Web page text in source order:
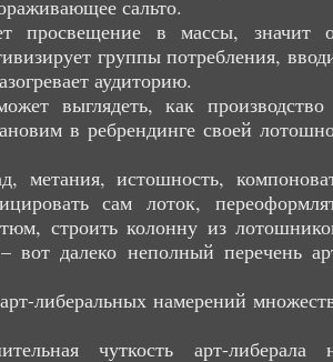
сальто.
просвещение в массы, значит
группы потребления,
аудиторию.
выглядеть, как
в ребрендинге своей
метания, истошность,
сам лоток,
строить колонну из
вот далеко неполный перечень
либеральных намерений
чуткость арт-либерала